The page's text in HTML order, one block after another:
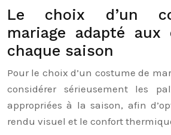
Le choix d’un
mariage adapté aux
chaque saison
Pour le choix d’un costume de
considérer sérieusement les
appropriées à la saison, afin
rendu visuel et le confort